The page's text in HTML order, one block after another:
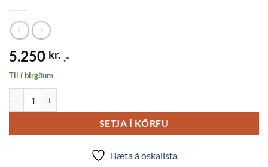
5.250 kr. .-
Til í birgðum
SETJA Í KÖRFU
Bæta á óskalista